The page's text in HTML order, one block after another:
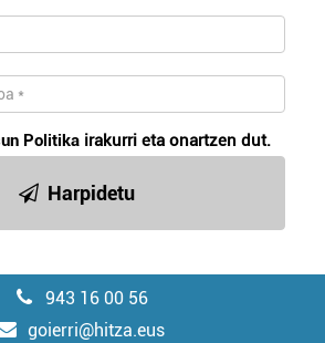
Politika irakurri eta onartzen dut.
Harpidetu
943 16 00 56
goierri@hitza.eus